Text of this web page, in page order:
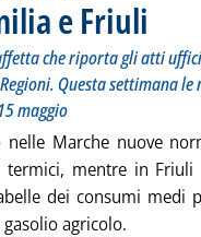
e Friuli
che riporta gli atti
Questa settimana
maggio
nelle Marche nuove
termici, mentre in Friuli
dei consumi medi
gasolio agricolo.